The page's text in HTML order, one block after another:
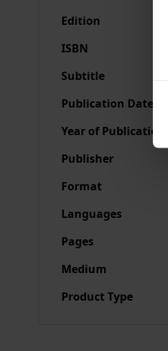
Edition
ISBN
Subtitle
Publication Date
Year of Publication
Publisher
Format
Languages
Pages
Medium
Product Type